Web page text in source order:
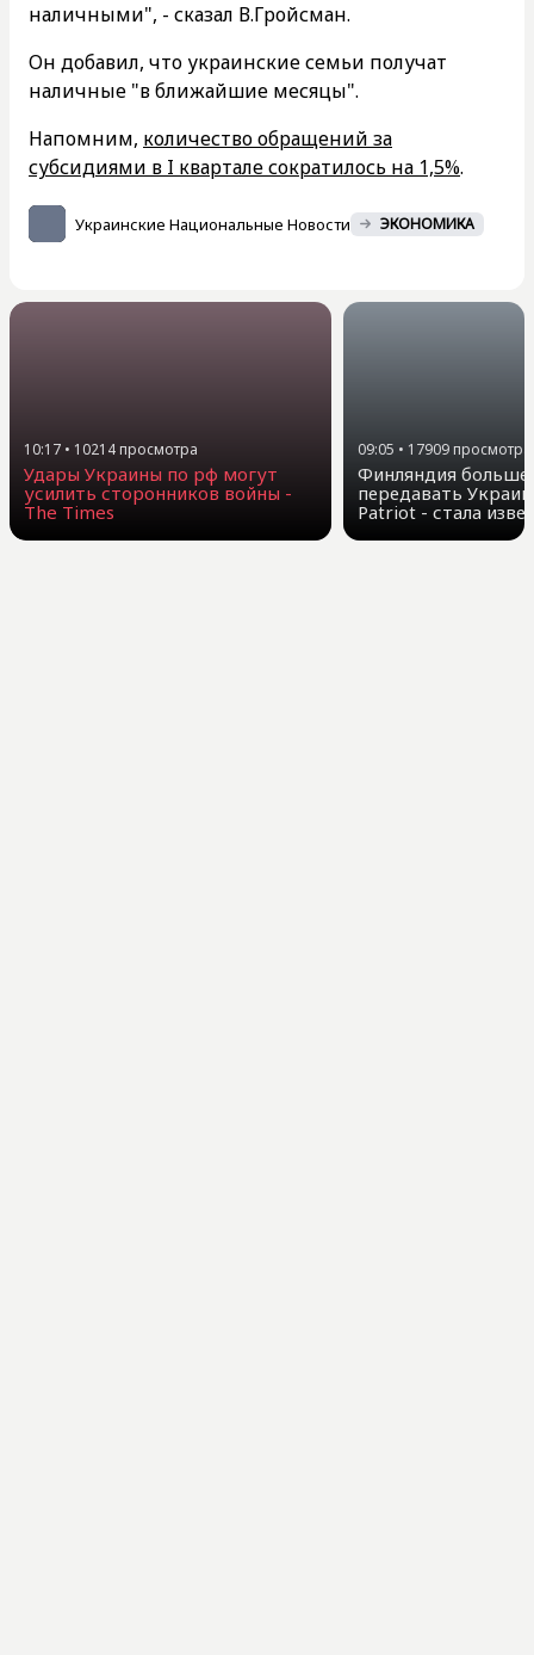
наличными", - сказал В.Гройсман.
Он добавил, что украинские семьи получат
наличные "в ближайшие месяцы".
Напомним, количество обращений за
субсидиями в I квартале сократилось на 1,5%.
Украинские Национальные Новости ЭКОНОМИКА
10:17 • 10214просмотра
Удары Украины по рф могут
усилить сторонников войны -
The Times
09:05 • 17909 просмотра
Финляндия больше
передавать
Patriot - стала